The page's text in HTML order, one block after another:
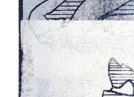
1971
1970 1969
1966
1965 1964
1961
1960